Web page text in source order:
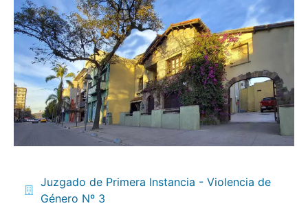
Juzgado de Primera Instancia - Violencia de
Género Nº 3